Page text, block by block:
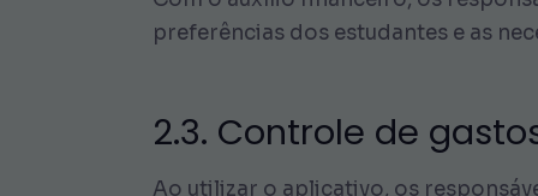
preferências dos estudantes e as
2.3. Controle de
Ao utilizar o aplicativo, os